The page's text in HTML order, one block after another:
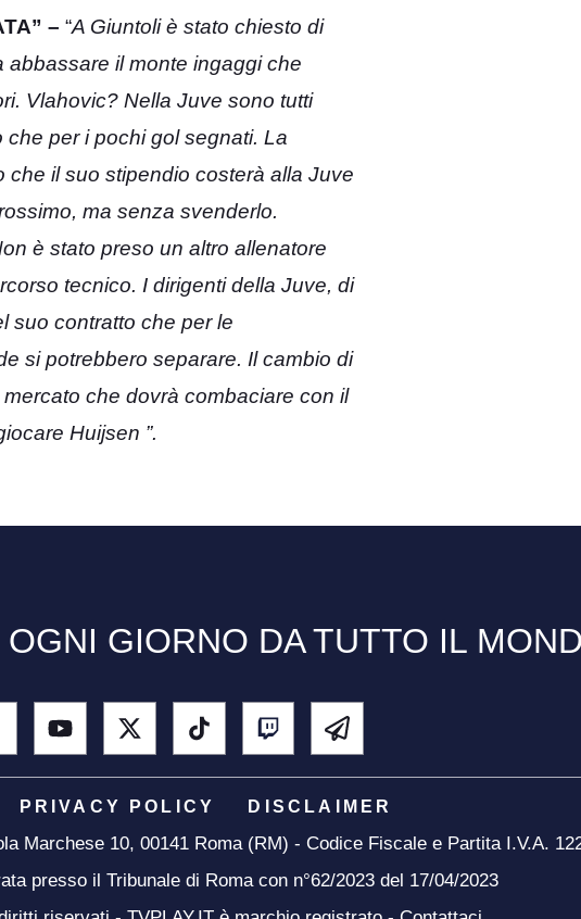
– “A Giuntoli è stato chiesto di
il monte ingaggi che
Vlahovic? Nella Juve sono tutti
per i pochi gol segnati. La
il suo stipendio costerà alla Juve
ma senza svenderlo.
è stato preso un altro allenatore
tecnico. I dirigenti della Juve, di
suo contratto che per le
si potrebbero separare. Il cambio di
che dovrà combaciare con il
Huijsen ”.
GIORNO DA TUTTO IL
PRIVACY POLICY DISCLAIMER
Marchese 10, 00141 Roma (RM) - Codice Fiscale e Partita I.V.A.
presso il Tribunale di Roma con n°62/2023 del 17/04/2023